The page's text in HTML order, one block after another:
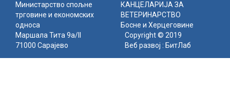
Министарство спољне
трговине и економских
односа
КАНЦЕЛАРИЈА ЗА
ВЕТЕРИНАРСТВО
Босне и Херцеговине
Маршала Тита 9а/II
71000 Сарајево
Copyright © 2019
Веб развој : БитЛаб